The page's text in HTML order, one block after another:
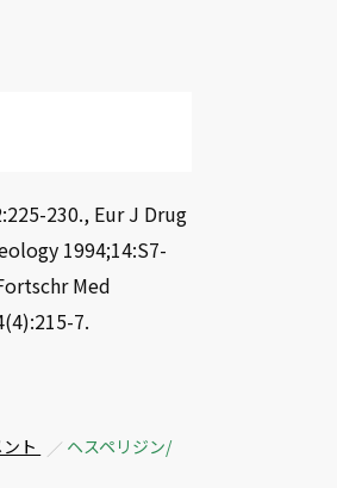
230., Eur J Drug
1994;14:S7-
Med
7.
ト
ヘスペリジン/